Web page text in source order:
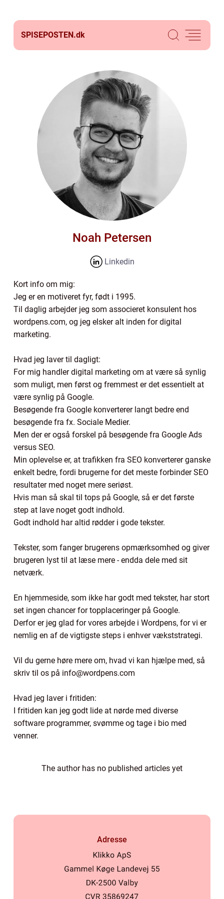
SPISEPOSTEN.dk
Noah Petersen
Linkedin
Kort info om mig:
Jeg er en motiveret fyr, født i 1995.
Til daglig arbejder jeg som associeret konsulent hos
wordpens.com, og jeg elsker alt inden for digital
marketing.
Hvad jeg laver til dagligt:
For mig handler digital marketing om at være så synlig
som muligt, men først og fremmest er det essentielt at
være synlig på Google.
Besøgende fra Google konverterer langt bedre end
besøgende fra fx. Sociale Medier.
Men der er også forskel på besøgende fra Google Ads
versus SEO.
Min oplevelse er, at trafikken fra SEO konverterer ganske
enkelt bedre, fordi brugerne for det meste forbinder SEO
resultater med noget mere seriøst.
Hvis man så skal til tops på Google, så er det første
step at lave noget godt indhold.
Godt indhold har altid rødder i gode tekster.
Tekster, som fanger brugerens opmærksomhed og giver
brugeren lyst til at læse mere - endda dele med sit
netværk.
En hjemmeside, som ikke har godt med tekster, har stort
set ingen chancer for topplaceringer på Google.
Derfor er jeg glad for vores arbejde i Wordpens, for vi er
nemlig en af de vigtigste steps i enhver vækststrategi.
Vil du gerne høre mere om, hvad vi kan hjælpe med, så
skriv til os på info@wordpens.com
Hvad jeg laver i fritiden:
I fritiden kan jeg godt lide at nørde med diverse
software programmer, svømme og tage i bio med
venner.
The author has no published articles yet
Adresse